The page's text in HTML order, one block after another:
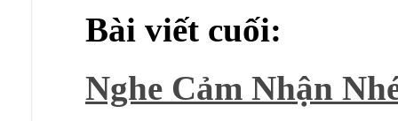
Bài viết cuối:
Nghe Cảm Nhận